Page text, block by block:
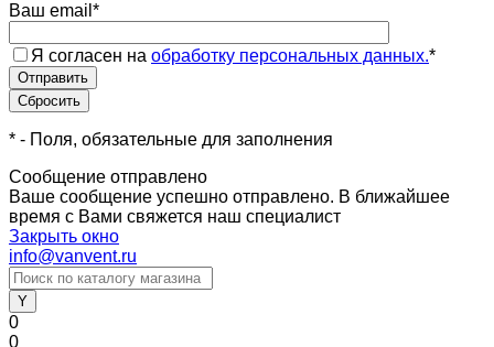
Ваш email *
Я согласен на обработку персональных данных.*
* - Поля, обязательные для заполнения
Сообщение отправлено
Ваше сообщение успешно отправлено. В ближайшее
время с Вами свяжется наш специалист
Закрыть окно
info@vanvent.ru
0
0